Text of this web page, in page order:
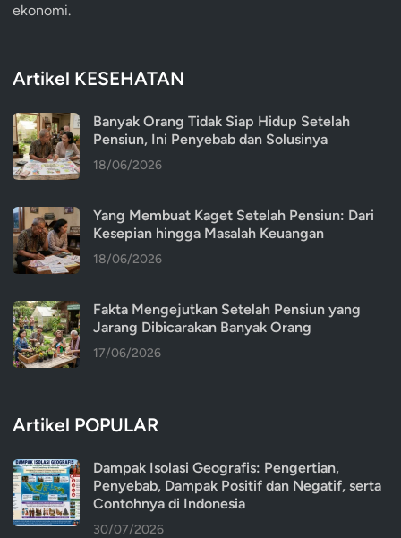
ekonomi.
Artikel KESEHATAN
Banyak Orang Tidak Siap Hidup Setelah
Pensiun, Ini Penyebab dan Solusinya
18/06/2026
Yang Membuat Kaget Setelah Pensiun: Dari
Kesepian hingga Masalah Keuangan
18/06/2026
Fakta Mengejutkan Setelah Pensiun yang
Jarang Dibicarakan Banyak Orang
17/06/2026
Artikel POPULAR
Dampak Isolasi Geografis: Pengertian,
Penyebab, Dampak Positif dan Negatif, serta
Contohnya di Indonesia
30/07/2026